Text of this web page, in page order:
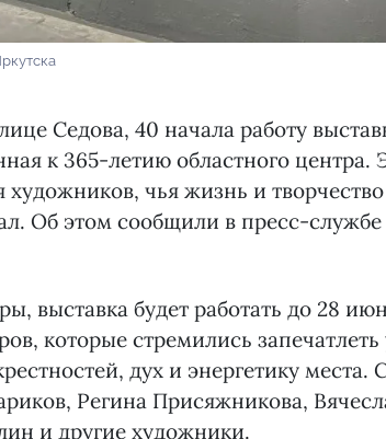
Седова, 40 начала работу
к 365-летию областного центра.
чья жизнь и
Об этом сообщили в пресс-службе
выставка будет работать до 28
которые стремились
дух и энергетику места.
Регина Присяжникова,
и другие художники.